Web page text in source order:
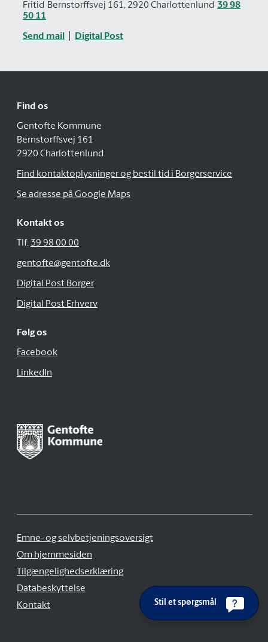
Fritid Bernstorffsvej 161, 2920 Charlottenlund 39 98
50 11
Send mail Digital Post
Find os
Gentofte Kommune
Bernstorffsvej 161
2920 Charlottenlund
Find kontaktoplysninger og bestil tid i Borgerservice
Se adresse på Google Maps
Kontakt os
Tlf: 39 98 00 00
gentofte@gentofte.dk
Digital Post Borger
Digital Post Erhverv
Følg os
Facebook
LinkedIn
Emne- og selvbetjeningsoversigt
Om hjemmesiden
Tilgængelighedserklæring
Databeskyttelse
Kontakt
Stil et spørgsmål